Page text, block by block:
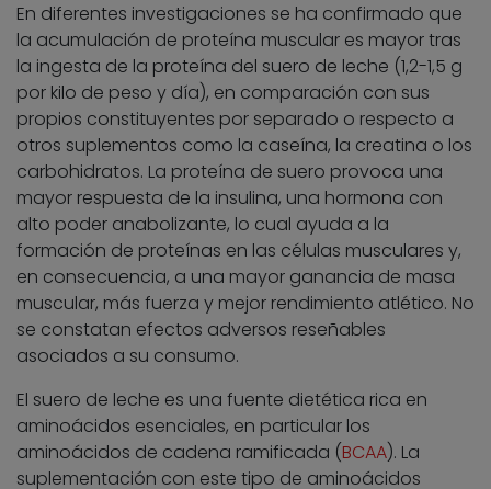
En diferentes investigaciones se ha confirmado que
la acumulación de proteína muscular es mayor tras
la ingesta de la proteína del suero de leche (1,2-1,5 g
por kilo de peso y día), en comparación con sus
propios constituyentes por separado o respecto a
otros suplementos como la caseína, la creatina o los
carbohidratos. La proteína de suero provoca una
mayor respuesta de la insulina, una hormona con
alto poder anabolizante, lo cual ayuda a la
formación de proteínas en las células musculares y,
en consecuencia, a una mayor ganancia de masa
muscular, más fuerza y mejor rendimiento atlético. No
se constatan efectos adversos reseñables
asociados a su consumo.
El suero de leche es una fuente dietética rica en
aminoácidos esenciales, en particular los
aminoácidos de cadena ramificada (BCAA). La
suplementación con este tipo de aminoácidos